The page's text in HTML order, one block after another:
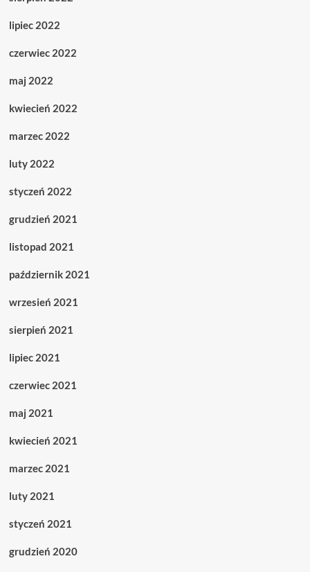
lipiec 2022
czerwiec 2022
maj 2022
kwiecień 2022
marzec 2022
luty 2022
styczeń 2022
grudzień 2021
listopad 2021
październik 2021
wrzesień 2021
sierpień 2021
lipiec 2021
czerwiec 2021
maj 2021
kwiecień 2021
marzec 2021
luty 2021
styczeń 2021
grudzień 2020